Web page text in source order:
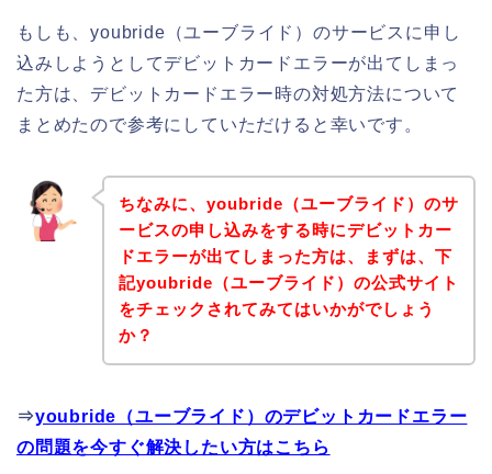
もしも、youbride（ユーブライド）のサービスに申し
込みしようとしてデビットカードエラーが出てしまっ
た方は、デビットカードエラー時の対処方法について
まとめたので参考にしていただけると幸いです。
ちなみに、youbride（ユーブライド）のサ
ービスの申し込みをする時にデビットカー
ドエラーが出てしまった方は、まずは、下
記youbride（ユーブライド）の公式サイト
をチェックされてみてはいかがでしょう
か？
⇒youbride（ユーブライド）のデビットカードエラー
の問題を今すぐ解決したい方はこちら